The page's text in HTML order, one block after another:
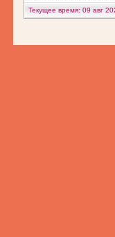
Текущее время: 09 авг